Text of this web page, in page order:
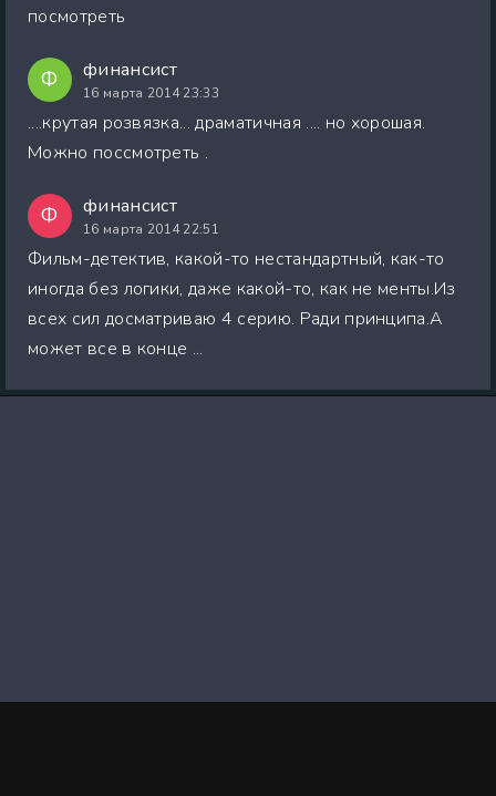
посмотреть
Ф финансист
16 марта 2014 23:33
....крутая розвязка... драматичная .... но хорошая.
Можно поссмотреть .
Ф финансист
16 марта 2014 22:51
Фильм-детектив, какой-то нестандартный, как-то
иногда без логики, даже какой-то, как не менты.Из
всех сил досматриваю 4 серию. Ради принципа.А
может все в конце ...